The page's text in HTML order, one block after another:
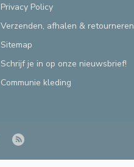
Privacy Policy
Verzenden, afhalen & retourneren
Sitemap
Schrijf je in op onze nieuwsbrief!
Communie kleding